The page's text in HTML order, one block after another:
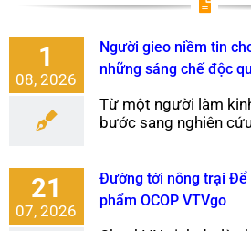
1
08, 2026
Người gieo niềm tin
những sáng chế độc
Từ một người làm
bước sang nghiên
21
07, 2026
Đường tới nông trại Để
phẩm OCOP VTVgo